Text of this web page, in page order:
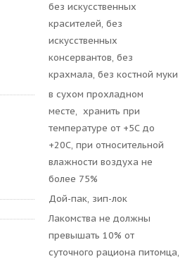
без искусственных
красителей, без
искусственных
консервантов, без
крахмала, без костной муки
в сухом прохладном
месте, хранить при
температуре от +5С до
+20С, при относительной
влажности воздуха не
более 75%
Дой-пак, зип-лок
Лакомства не должны
превышать 10% от
суточного рациона питомца,